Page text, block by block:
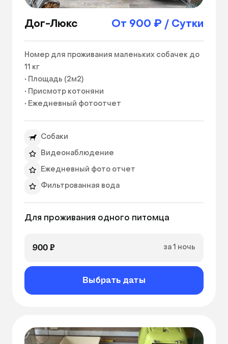
Дог-Люкс От 900 ₽ / Сутки
Номер для проживания маленьких собачек до
11 кг
• Площадь (2м2)
• Присмотр котоняни
• Ежедневный фотоотчет
• Чистая и свежая питьевая вода
• Генеральная уборка номера 2-3 раза в день
• Игры и забота о питомце
• Вторая собачка 500 руб/день
Собаки
Видеонаблюдение
Ежедневный фото отчет
Фильтрованная вода
Ежедневная уборка номера
Ширина номера: 890ₘ
Высота номера: 2000ₘ
Для проживания одного питомца
900 ₽ за 1 ночь
Выбрать даты